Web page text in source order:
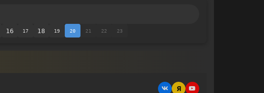
16 17 18 19 20 21 22 23
Я